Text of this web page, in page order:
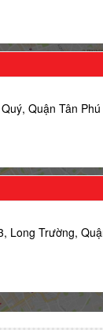
Quận Tân Phú
Long Trường,